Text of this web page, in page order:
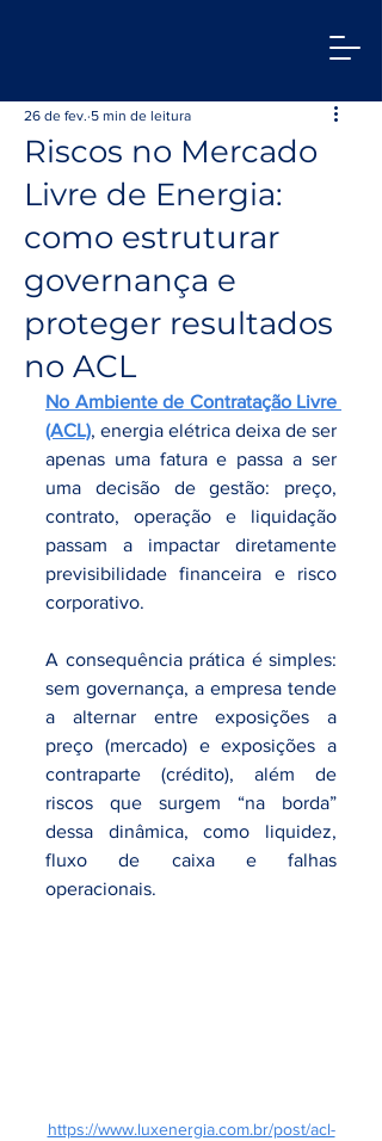
Riscos no Mercado
Livre de Energia:
como estruturar
governança e
proteger resultados
no ACL
26 de fev. 5 min de leitura
No Ambiente de Contratação Livre
(ACL), energia elétrica deixa de ser
apenas uma fatura e passa a ser
uma decisão de gestão: preço,
contrato, operação e liquidação
passam a impactar diretamente
previsibilidade financeira e risco
corporativo.
A consequência prática é simples:
sem governança, a empresa tende
a alternar entre exposições a
preço (mercado) e exposições a
contraparte (crédito), além de
riscos que surgem “na borda”
dessa dinâmica, como liquidez,
fluxo de caixa e falhas
operacionais.
https://www.luxenergia.com.br/post/acl-